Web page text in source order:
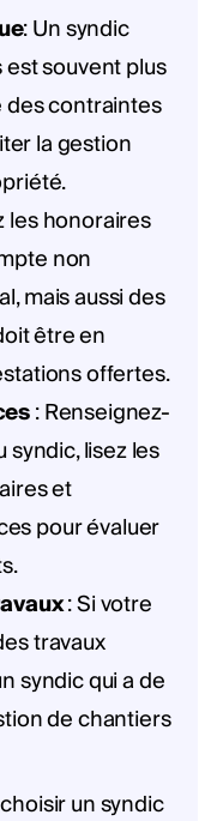
: Un syndic
souvent plus
contraintes
la gestion
les honoraires
non
mais aussi des
être en
offertes.
: Renseignez-
syndic, lisez les
et
pour évaluer
: Si votre
travaux
syndic qui a de
de chantiers
un syndic